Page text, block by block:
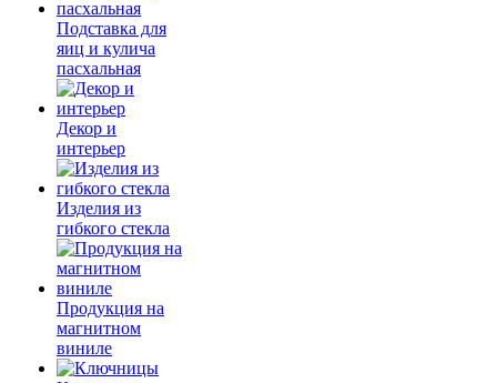
Подставка для
яиц и кулича
пасхальная
Декор и
интерьер
Изделия из
гибкого стекла
Продукция на
магнитном
виниле